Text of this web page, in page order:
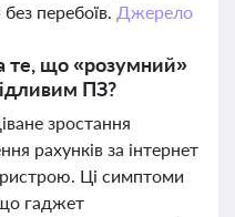
перебоїв. Джерело
те, що «розумний»
ПЗ?
зростання
рахунків за інтернет
Ці симптоми
гаджет